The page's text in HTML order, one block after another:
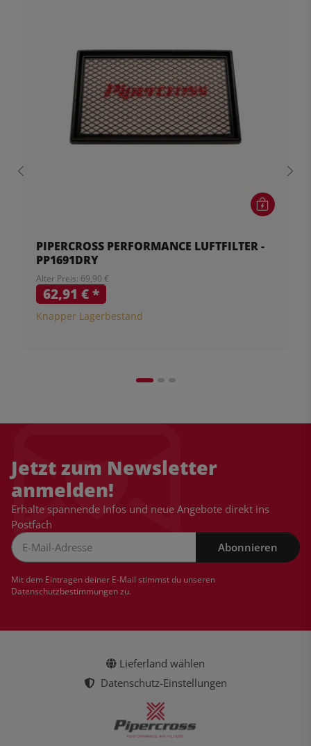
PIPERCROSS PERFORMANCE LUFTFILTER -
PP1691DRY
Alter Preis: 69,90 €
62,91 €*
Knapper Lagerbestand
Jetzt zum Newsletter
anmelden!
Erhalte spannende Infos und neue Angebote direkt ins
Postfach
Abonnieren
Mit dem Eintragen deiner E-Mail stimmst du unseren
Datenschutzbestimmungenzu.
Lieferland wählen
Datenschutz-Einstellungen